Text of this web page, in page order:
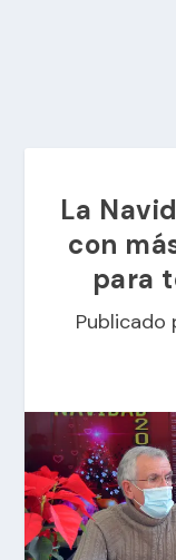
La
con
para
Publicado